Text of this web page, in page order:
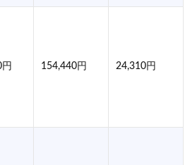
154,440円 24,310円